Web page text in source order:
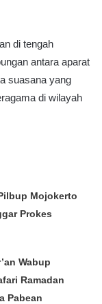
di tengah
antara aparat
suasana yang
di wilayah
Mojokerto
Prokes
Wabup
Ramadan
Pabean